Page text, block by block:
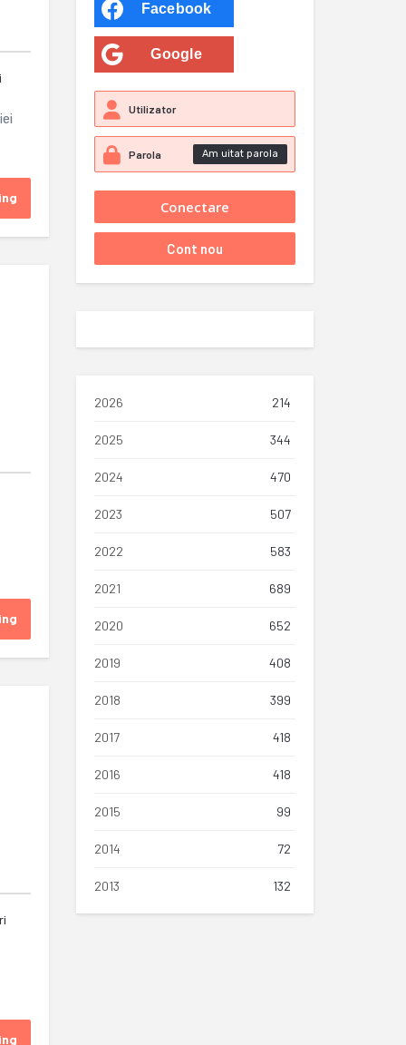
Facebook
Google
Am uitat parola
2026 214
2025 344
2024 470
2023 507
2022 583
2021 689
2020 652
2019 408
2018 399
2017 418
2016 418
2015 99
2014 72
2013 132